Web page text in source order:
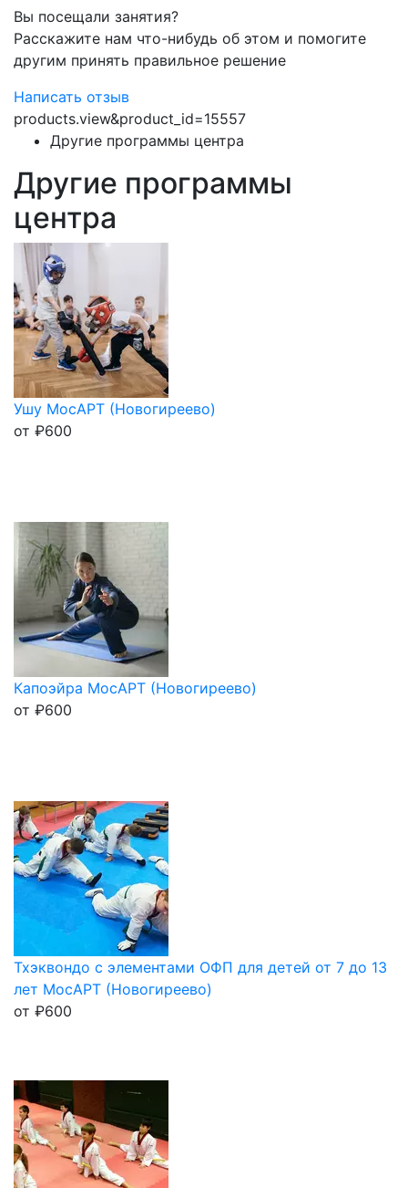
Вы посещали занятия?
Расскажите нам что-нибудь об этом и помогите
другим принять правильное решение
Написать отзыв
products.view&product_id=15557
Другие программы центра
Другие программы
центра
Ушу МосАРТ (Новогиреево)
от ₽600
Капоэйра МосАРТ (Новогиреево)
от ₽600
Тхэквондо с элементами ОФП для детей от 7 до 13
лет МосАРТ (Новогиреево)
от ₽600